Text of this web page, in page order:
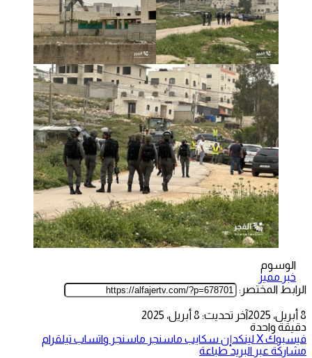
الوسوم
خبر مميز
الرابط المختصر:
8 أبريل، 2025
آخر تحديث: 8 أبريل، 2025
دقيقة واحدة
فيسبوك‫Xلينكدإن سكايب ماسنجر ماسنجر واتساب تيلقرام
مشاركة عبر البريد طباعة